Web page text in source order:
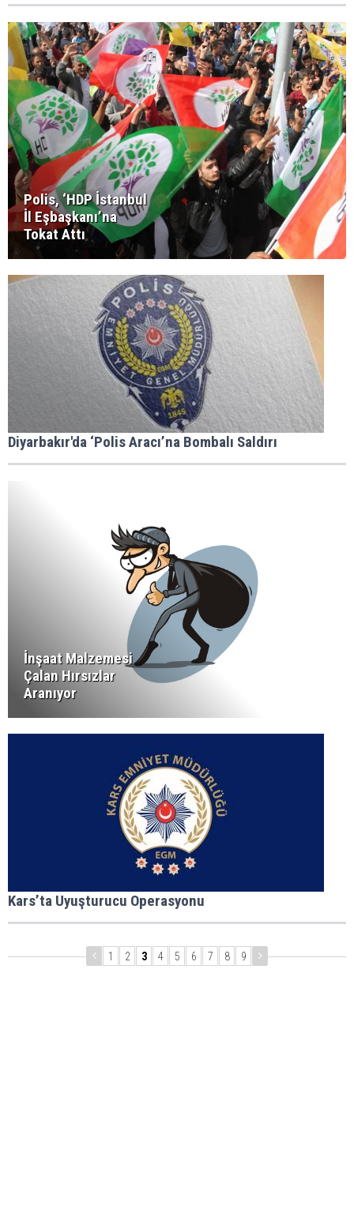
Polis, ‘HDP İstanbul
İl Eşbaşkanı’na
Tokat Attı
Diyarbakır'da ‘Polis Aracı’na Bombalı Saldırı
İnşaat Malzemesi
Çalan Hırsızlar
Aranıyor
Kars’ta Uyuşturucu Operasyonu
1 2 3 4 5 6 7 8 9